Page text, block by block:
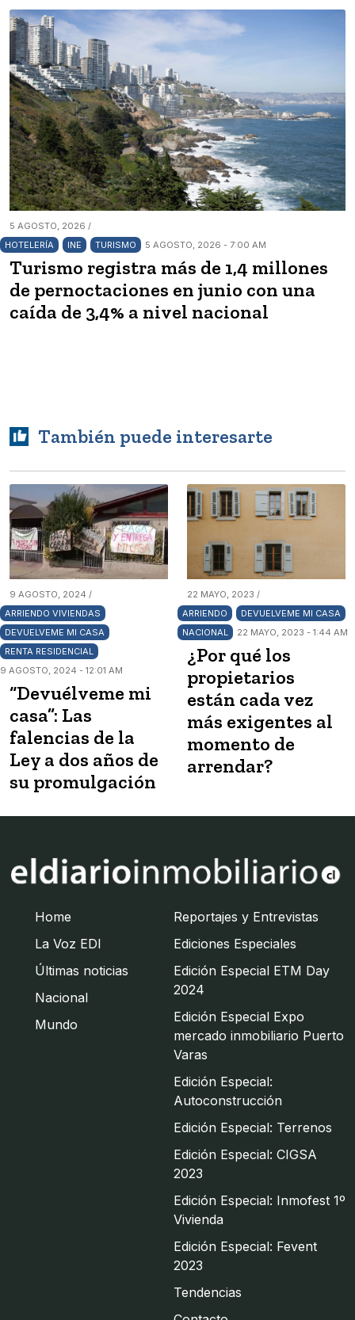
5 AGOSTO, 2026 /
HOTELERÍA
INE TURISMO 5 AGOSTO, 2026 - 7:00 AM
Turismo registra más de 1,4 millones
de pernoctaciones en junio con una
caída de 3,4% a nivel nacional
También puede interesarte
9 AGOSTO, 2024 /
ARRIENDO VIVIENDAS
DEVUELVEME MI CASA
RENTA RESIDENCIAL
9 AGOSTO, 2024 - 12:01 AM
“Devuélveme mi
casa”: Las
falencias de la
Ley a dos años de
su promulgación
22 MAYO, 2023 /
ARRIENDO
DEVUELVEME MI CASA
NACIONAL
22 MAYO, 2023 - 1:44 AM
¿Por qué los
propietarios
están cada vez
más exigentes al
momento de
arrendar?
Home
La Voz EDI
Últimas noticias
Nacional
Mundo
Reportajes y Entrevistas
Ediciones Especiales
Edición Especial ETM Day
2024
Edición Especial Expo
mercado inmobiliario Puerto
Varas
Edición Especial:
Autoconstrucción
Edición Especial: Terrenos
Edición Especial: CIGSA
2023
Edición Especial: Inmofest 1º
Vivienda
Edición Especial: Fevent
2023
Tendencias